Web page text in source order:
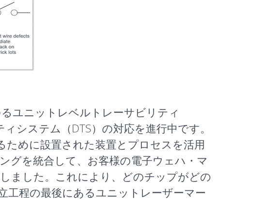
ユニットレベルトレーサビリティ
システム（DTS）の対応を進行中です。
ために設置された装置とプロセスを活用
グを統合して、お客様の電子ウェハ・マ
ました。これにより、どのチップがどの
工程の最後にあるユニットレーザーマー